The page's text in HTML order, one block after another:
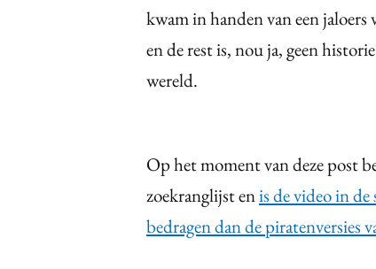
kwam in handen van een
en de rest is, nou ja, geen
wereld.
Op het moment van deze post
zoekranglijst enis de video in
bedragen dan de